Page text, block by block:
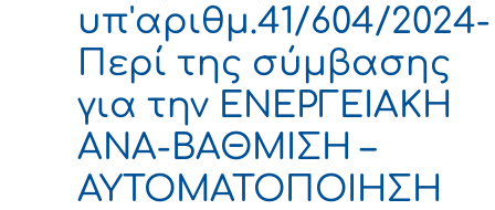
υπ'αριθμ.41/604/2024-
Περί της σύμβασης
για την ΕΝΕΡΓΕΙΑΚΗ
ΑΝΑ-ΒΑΘΜΙΣΗ –
ΑΥΤΟΜΑΤΟΠΟΙΗΣΗ